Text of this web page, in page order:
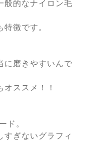
般的なナイロン毛
徴です。
に磨きやすいんで
ススメ！！
ド。
すぎないグラフィ